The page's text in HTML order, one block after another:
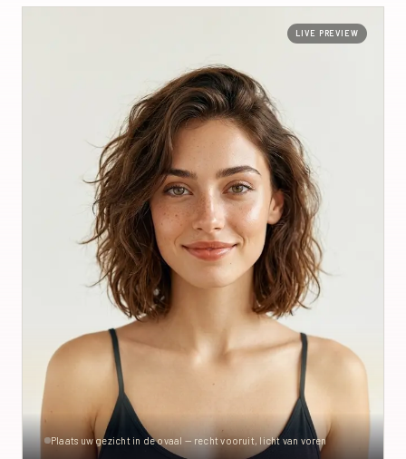
Plaats uw gezicht in de ovaal — recht vooruit, licht van voren
LIVE PREVIEW